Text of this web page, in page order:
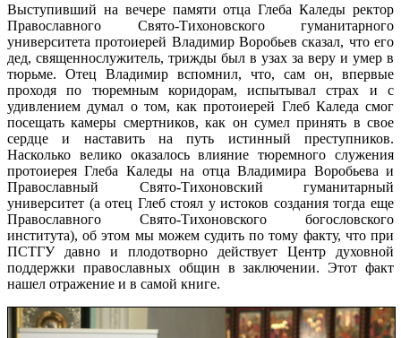
Выступивший на вечере памяти отца Глеба Каледы ректор
Православного Свято-Тихоновского гуманитарного
университета протоиерей Владимир Воробьев сказал, что его
дед, священнослужитель, трижды был в узах за веру и умер в
тюрьме. Отец Владимир вспомнил, что, сам он, впервые
проходя по тюремным коридорам, испытывал страх и с
удивлением думал о том, как протоиерей Глеб Каледа смог
посещать камеры смертников, как он сумел принять в свое
сердце и наставить на путь истинный преступников.
Насколько велико оказалось влияние тюремного служения
протоиерея Глеба Каледы на отца Владимира Воробьева и
Православный Свято-Тихоновский гуманитарный
университет (а отец Глеб стоял у истоков создания тогда еще
Православного Свято-Тихоновского богословского
института), об этом мы можем судить по тому факту, что при
ПСТГУ давно и плодотворно действует Центр духовной
поддержки православных общин в заключении. Этот факт
нашел отражение и в самой книге.